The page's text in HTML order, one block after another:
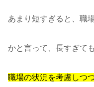
あまり短すぎると、職
かと言って、長すぎて
職場の状況を考慮しつ